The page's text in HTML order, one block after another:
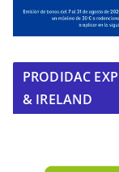
PRODIDAC
& IRELAND